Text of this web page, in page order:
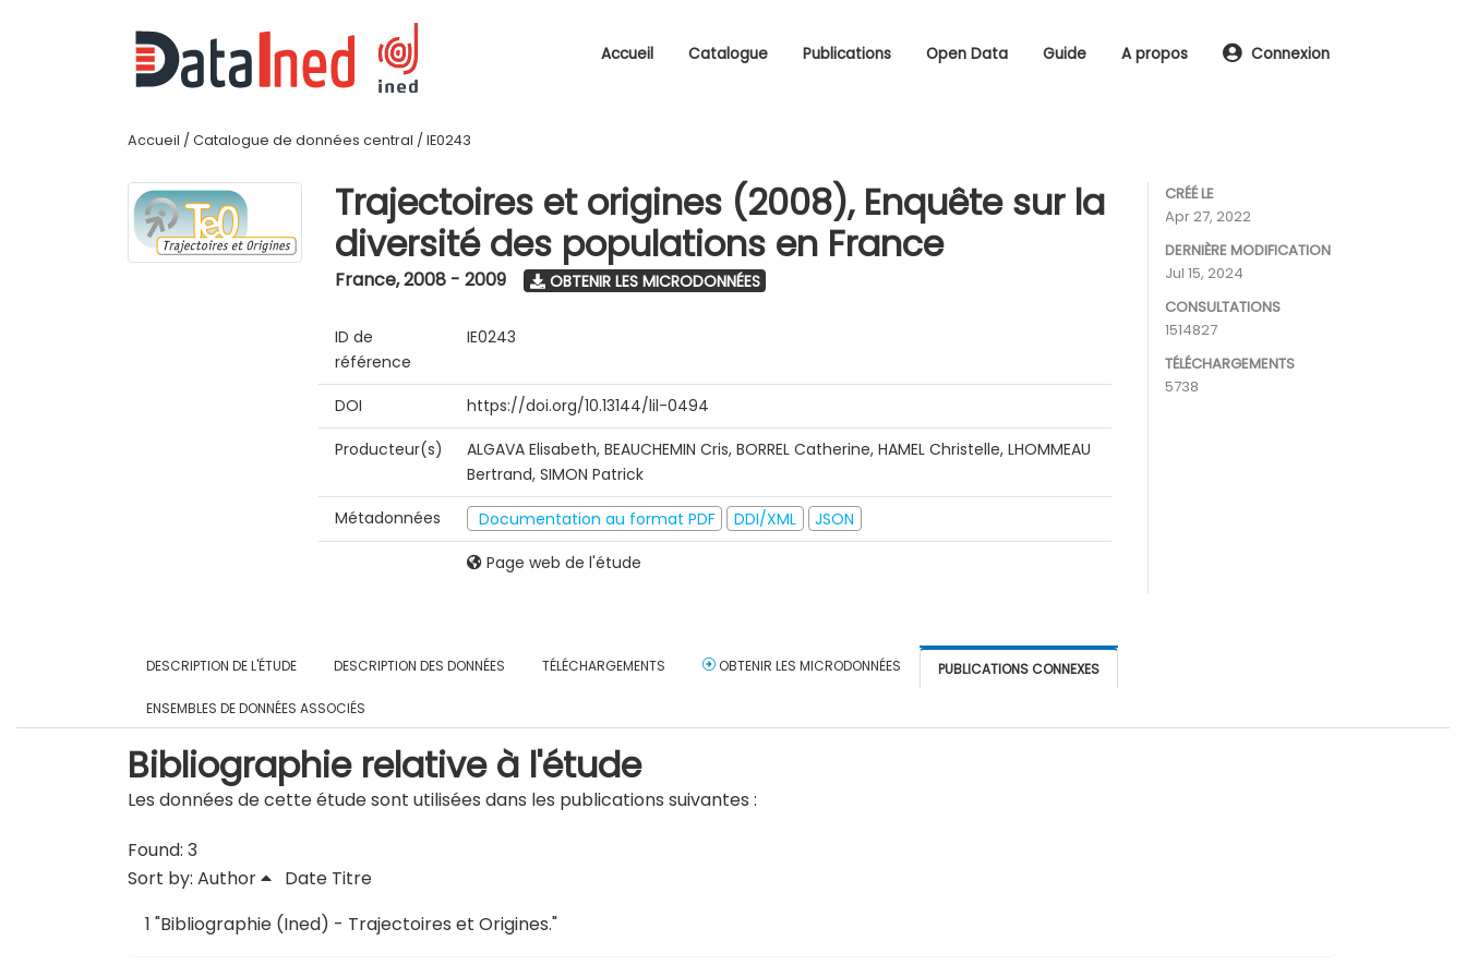
Accueil Catalogue Publications Open Data Guide A propos Connexion
Accueil / Catalogue de données central / IE0243
Trajectoires et origines (2008), Enquête sur la
diversité des populations en France
France,2008 - 2009 OBTENIR LES MICRODONNÉES
ID de
référence
IE0243
DOI
https://doi.org/10.13144/lil-0494
Producteur(s)
ALGAVA Elisabeth, BEAUCHEMIN Cris, BORREL Catherine, HAMEL Christelle, LHOMMEAU
Bertrand, SIMON Patrick
Métadonnées
Documentation au format PDF DDI/XML
JSON
Page web de l'étude
CRÉÉ LE
Apr 27, 2022
DERNIÈRE MODIFICATION
Jul 15, 2024
CONSULTATIONS
1514827
TÉLÉCHARGEMENTS
5738
DESCRIPTION DE L'ÉTUDE DESCRIPTION DES DONNÉES TÉLÉCHARGEMENTS OBTENIR LES MICRODONNÉES PUBLICATIONS CONNEXES
ENSEMBLES DE DONNÉES ASSOCIÉS
Bibliographie relative à l'étude
Les données de cette étude sont utilisées dans les publications suivantes :
Found: 3
Sort by: Author Date Titre
1 "Bibliographie (Ined) - Trajectoires et Origines."